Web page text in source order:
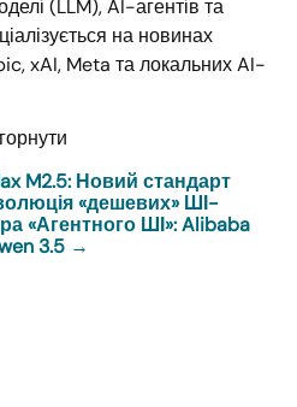
(LLM), AI-агентів та
на новинах
xAI, Meta та локальних AI-
M2.5: Новий стандарт
«дешевих» ШІ-
«Агентного ШІ»: Alibaba
3.5 →